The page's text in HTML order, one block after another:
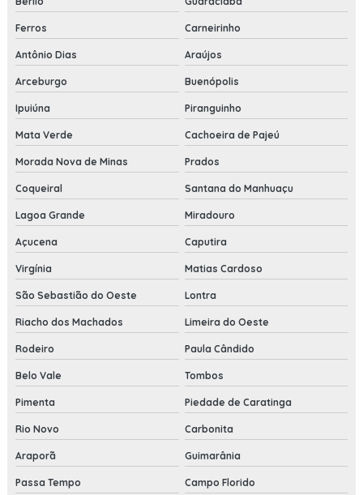
Ferros Carneirinho
Antônio Dias Araújos
Arceburgo Buenópolis
Ipuiúna Piranguinho
Mata Verde Cachoeira de Pajeú
Morada Nova de Minas Prados
Coqueiral Santana do Manhuaçu
Lagoa Grande Miradouro
Açucena Caputira
Virgínia Matias Cardoso
São Sebastião do Oeste Lontra
Riacho dos Machados Limeira do Oeste
Rodeiro Paula Cândido
Belo Vale Tombos
Pimenta Piedade de Caratinga
Rio Novo Carbonita
Araporã Guimarânia
Passa Tempo Campo Florido